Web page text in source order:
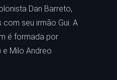
Dan Barreto,
seu irmão Gui. A
é formada por
e Milo Andreo